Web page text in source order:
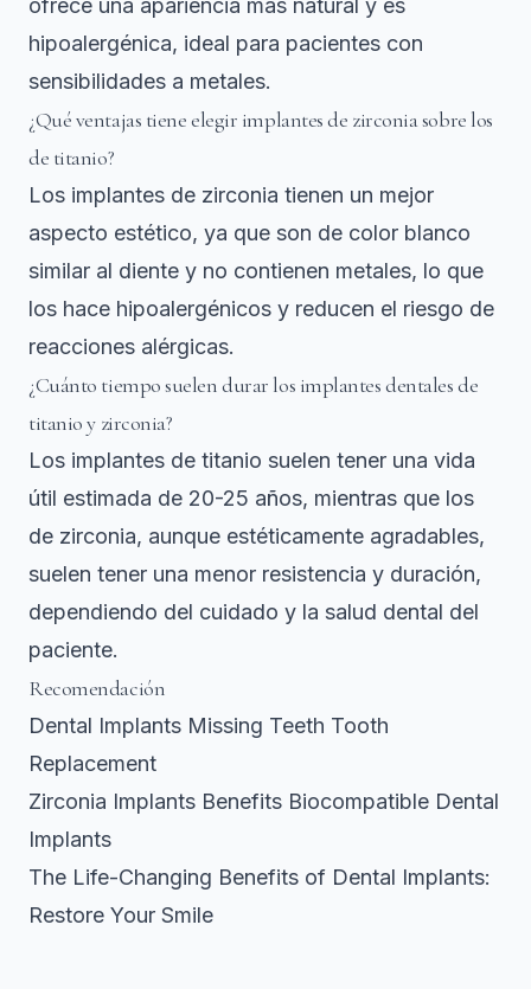
ofrece una apariencia más natural y es
hipoalergénica, ideal para pacientes con
sensibilidades a metales.
¿Qué ventajas tiene elegir implantes de zirconia sobre los
de titanio?
Los implantes de zirconia tienen un mejor
aspecto estético, ya que son de color blanco
similar al diente y no contienen metales, lo que
los hace hipoalergénicos y reducen el riesgo de
reacciones alérgicas.
¿Cuánto tiempo suelen durar los implantes dentales de
titanio y zirconia?
Los implantes de titanio suelen tener una vida
útil estimada de 20-25 años, mientras que los
de zirconia, aunque estéticamente agradables,
suelen tener una menor resistencia y duración,
dependiendo del cuidado y la salud dental del
paciente.
Recomendación
Dental Implants Missing Teeth Tooth
Replacement
Zirconia Implants Benefits Biocompatible Dental
Implants
The Life-Changing Benefits of Dental Implants:
Restore Your Smile